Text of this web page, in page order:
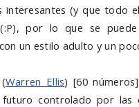
interesantes (y que todo
por lo que se
un estilo adulto y un
Warren Ellis) [60
controlado por las